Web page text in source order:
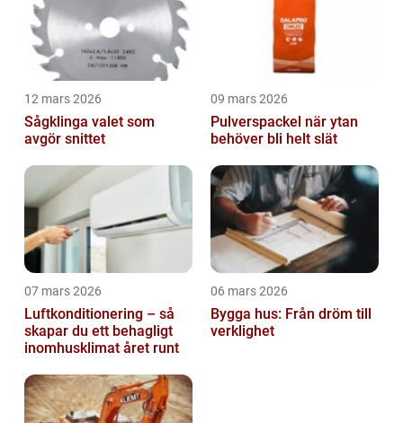
12 mars 2026
Sågklinga valet som
avgör snittet
09 mars 2026
Pulverspackel när ytan
behöver bli helt slät
07 mars 2026
Luftkonditionering – så
skapar du ett behagligt
inomhusklimat året runt
06 mars 2026
Bygga hus: Från dröm till
verklighet